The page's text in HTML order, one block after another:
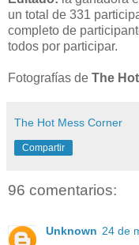
un total de 331
completo de
todos por participar.
Fotografías de The
The Hot Mess Corner
Compartir
96 comentarios:
Unknown 24 de